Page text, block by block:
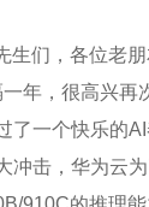
们，各位老
年，很高兴
了一个快乐的
冲击，华为云